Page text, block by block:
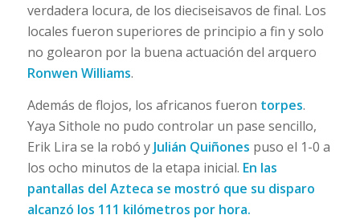
verdadera locura, de los dieciseisavos de final. Los
locales fueron superiores de principio a fin y solo
no golearon por la buena actuación del arquero
Ronwen Williams.
Además de flojos, los africanos fueron torpes.
Yaya Sithole no pudo controlar un pase sencillo,
Erik Lira se la robó yJulián Quiñones puso el 1-0 a
los ocho minutos de la etapa inicial. En las
pantallas del Azteca se mostró que su disparo
alcanzó los 111 kilómetros por hora.